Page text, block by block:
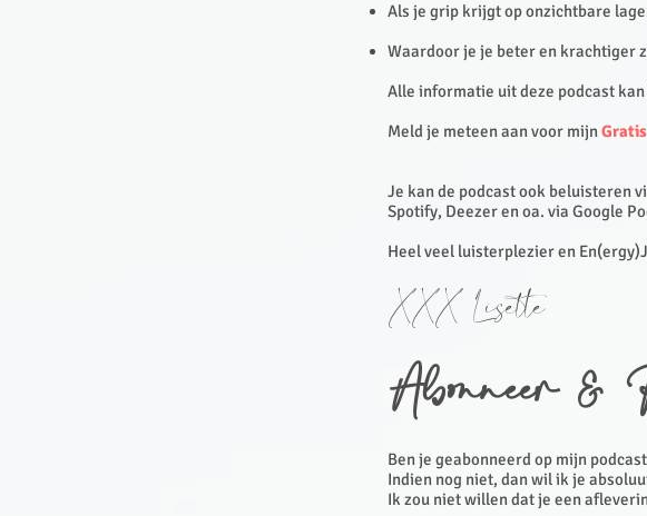
Als je grip krijgt op onzichtbare
Waardoor je je beter en krachtiger
Alle informatie uit deze podcast
Meld je meteen aan voor mijn
Je kan de podcast ook beluisteren
Spotify, Deezer en oa. via Google
Heel veel luisterplezier en
XXX Lisette
Abonneer &
Ben je geabonneerd op mijn
Indien nog niet, dan wil ik je
Ik zou niet willen dat je een